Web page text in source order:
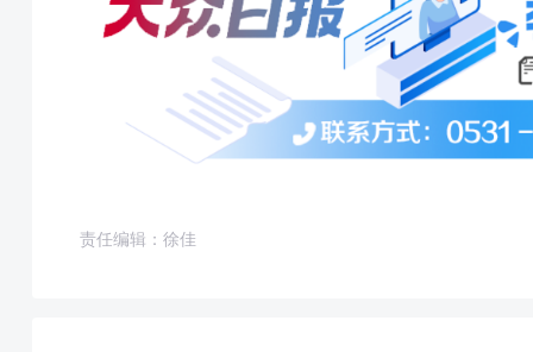
责任编辑：徐佳